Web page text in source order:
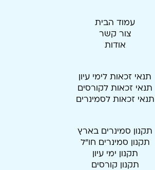
עמוד הבית
צור קשר
אודות
תנאי זכאות לימי עיון
תנאי זכאות לקורסים
תנאי זכאות לסמינרים
תקנון סמינרים בארץ
תקנון סמינרים חו"ל
תקנון ימי עיון
תקנון קורסים